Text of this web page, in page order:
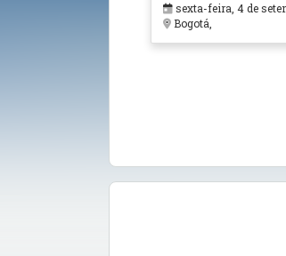
sexta-feira, 4 de
Bogotá,